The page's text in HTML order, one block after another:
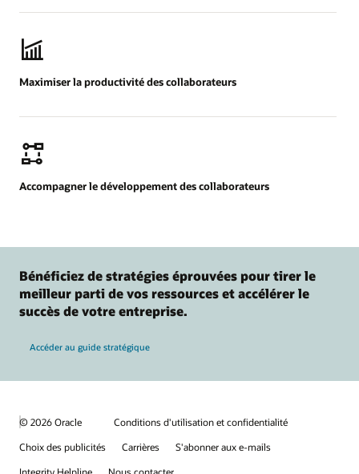
Maximiser la productivité des collaborateurs
Accompagner le développement des collaborateurs
Bénéficiez de stratégies éprouvées pour tirer le
meilleur parti de vos ressources et accélérer le
succès de votre entreprise.
Accéder au guide stratégique
© 2026 Oracle
Conditions d'utilisation et confidentialité
Choix des publicités
Carrières
S'abonner aux e-mails